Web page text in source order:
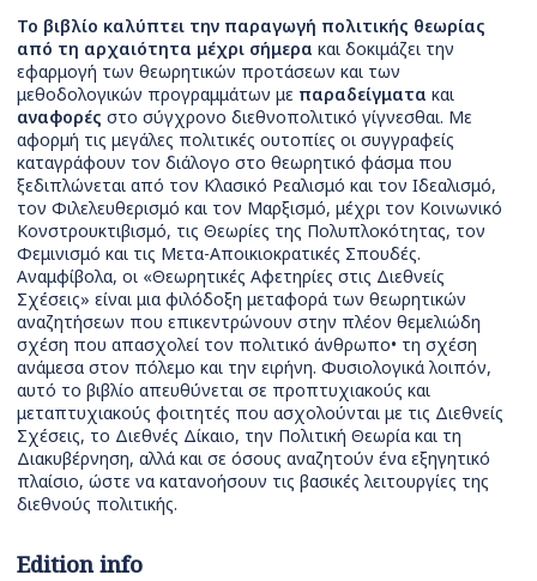
Το βιβλίο καλύπτει την παραγωγή πολιτικής θεωρίας
από τη αρχαιότητα μέχρι σήμερα και δοκιμάζει την
εφαρμογή των θεωρητικών προτάσεων και των
μεθοδολογικών προγραμμάτων με παραδείγματα και
αναφορές στο σύγχρονο διεθνοπολιτικό γίγνεσθαι. Με
αφορμή τις μεγάλες πολιτικές ουτοπίες οι συγγραφείς
καταγράφουν τον διάλογο στο θεωρητικό φάσμα που
ξεδιπλώνεται από τον Κλασικό Ρεαλισμό και τον Ιδεαλισμό,
τον Φιλελευθερισμό και τον Μαρξισμό, μέχρι τον Κοινωνικό
Κονστρουκτιβισμό, τις Θεωρίες της Πολυπλοκότητας, τον
Φεμινισμό και τις Μετα-Αποικιοκρατικές Σπουδές.
Αναμφίβολα, οι «Θεωρητικές Αφετηρίες στις Διεθνείς
Σχέσεις» είναι μια φιλόδοξη μεταφορά των θεωρητικών
αναζητήσεων που επικεντρώνουν στην πλέον θεμελιώδη
σχέση που απασχολεί τον πολιτικό άνθρωπο• τη σχέση
ανάμεσα στον πόλεμο και την ειρήνη. Φυσιολογικά λοιπόν,
αυτό το βιβλίο απευθύνεται σε προπτυχιακούς και
μεταπτυχιακούς φοιτητές που ασχολούνται με τις Διεθνείς
Σχέσεις, το Διεθνές Δίκαιο, την Πολιτική Θεωρία και τη
Διακυβέρνηση, αλλά και σε όσους αναζητούν ένα εξηγητικό
πλαίσιο, ώστε να κατανοήσουν τις βασικές λειτουργίες της
διεθνούς πολιτικής.
Edition info